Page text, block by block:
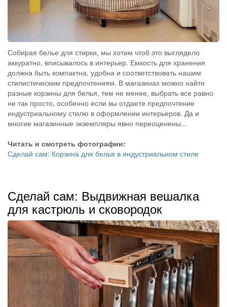
Собирая белье для стирки, мы хотим чтоб это выглядело
аккуратно, вписывалось в интерьер. Емкость для хранения
должна быть компактна, удобна и соответствовать нашим
стилистическим предпочтениям. В магазинах можно найти
разные корзины для белья, тем не менее, выбрать все равно
не так просто, особенно если вы отдаете предпочтение
индустриальному стилю в оформлении интерьеров. Да и
многие магазинные экземпляры явно переоценены...
Читать и смотреть фотографии:
Сделай сам: Корзина для белья в индустриальном стиле
Сделай сам: Выдвижная вешалка
для кастрюль и сковородок